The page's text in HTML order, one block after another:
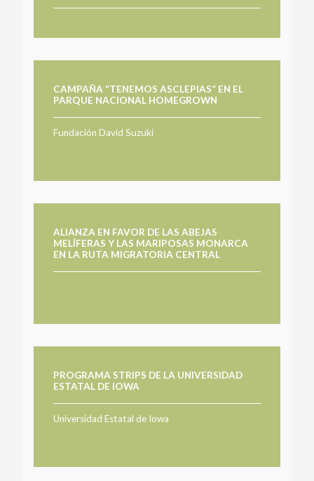
CAMPAÑA “TENEMOS ASCLEPIAS” EN EL
PARQUE NACIONAL HOMEGROWN
Fundación David Suzuki
ALIANZA EN FAVOR DE LAS ABEJAS
MELÍFERAS Y LAS MARIPOSAS MONARCA
EN LA RUTA MIGRATORIA CENTRAL
PROGRAMA STRIPS DE LA UNIVERSIDAD
ESTATAL DE IOWA
Universidad Estatal de Iowa